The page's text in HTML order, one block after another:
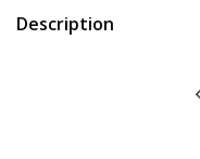
Description